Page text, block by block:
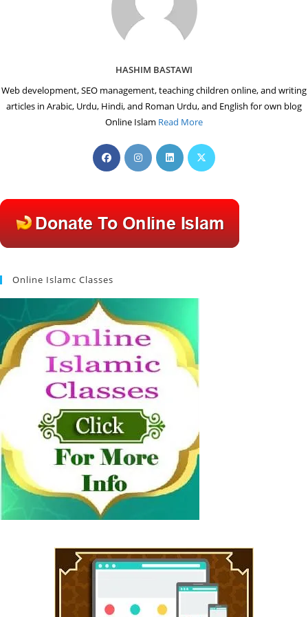
HASHIM BASTAWI
Web development, SEO management, teaching children online, and writing
articles in Arabic, Urdu, Hindi, and Roman Urdu, and English for own blog
Online Islam Read More
Opens
in
new
tab
Opens
in
new
tab
Opens
in
new
tab
Opens
new
tab
Online Islamc Classes